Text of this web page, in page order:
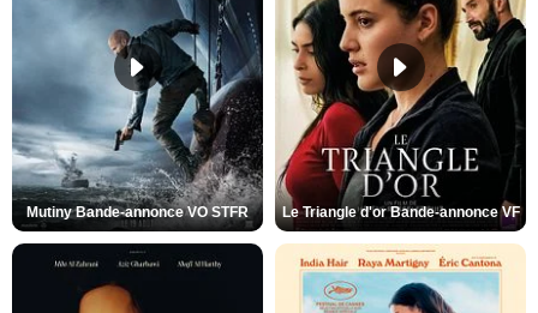
Mutiny Bande-annonce VO STFR Le Triangle d'or Bande-annonce VF